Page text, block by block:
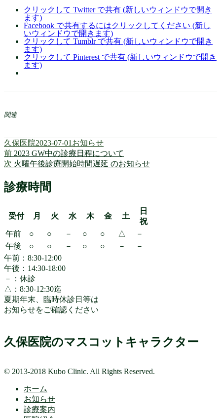
クリックして Twitter で共有 (新しいウィンドウで開き
ます)
Facebook で共有するにはクリックしてください (新し
いウィンドウで開きます)
クリックして Tumblr で共有 (新しいウィンドウで開き
ます)
クリックして Pinterest で共有 (新しいウィンドウで開き
ます)
関連
投
稿
者
久保医院投
稿
日:
2023-07-01 カ
テ
ゴ
お知らせ
投
稿
ナ
ゲ
ー
シ
ョ
ン
前 前
の
稿:
2023 GW中の診療日程について
次 次
投
稿:
火曜午後診療開始時間遅延 のお知らせ
診療時間
受付 月 火 水 木 金 土
日
祝
午前
○ ○ － ○ ○ △
－
午後
○ ○ － ○ ○ －
－
午前：8:30-12:00
午後：14:30-18:00
－：休診
△：8:30-12:30迄
夏期年末、臨時休診日等は
お知らせをご確認ください
久保医院のマスコットキャラクター
© 2013-2018 Kubo Clinic. All Rights Reserved.
ホーム
お知らせ
診療案内